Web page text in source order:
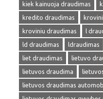
kiek kainuoja draudimas
kredito draudimas
kroviniu draudimas
l
ld draudimas
ldraudimas
liet draudimas
lietuvo
lietuvos draudima
lietuvos draudimas